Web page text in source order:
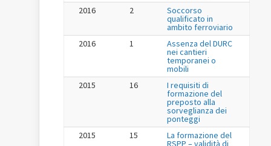
2016
2 Soccorso
qualificato in
ambito ferroviario
2016
1 Assenza del DURC
nei cantieri
temporanei o
mobili
2015
16 I requisiti di
formazione del
preposto alla
sorveglianza dei
ponteggi
2015
15 La formazione del
RSPP – validità di